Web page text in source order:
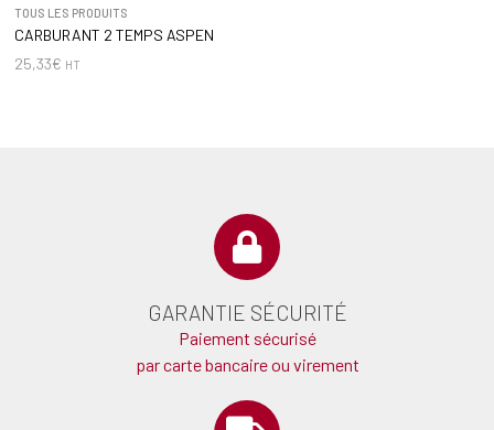
TOUS LES PRODUITS
CARBURANT 2 TEMPS ASPEN
25,33€ HT
GARANTIE SÉCURITÉ
Paiement sécurisé
par carte bancaire ou virement